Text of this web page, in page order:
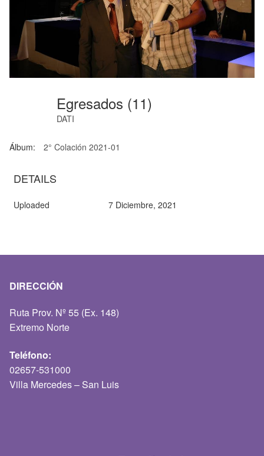
Egresados (11)
DATI
Álbum: 2° Colación 2021-01
DETAILS
Uploaded 7 Diciembre, 2021
DIRECCIÓN
Ruta Prov. Nº 55 (Ex. 148)
Extremo Norte
Teléfono:
02657-531000
Villa Mercedes – San Luis